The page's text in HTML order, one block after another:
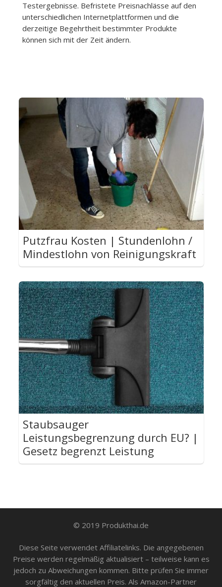
Testergebnisse. Befristete Preisnachlässe auf den
unterschiedlichen Internetplattformen und die
derzeitige Begehrtheit bestimmter Produkte
können sich mit der Zeit ändern.
Putzfrau Kosten | Stundenlohn /
Mindestlohn von Reinigungskraft
Staubsauger
Leistungsbegrenzung durch EU? |
Gesetz begrenzt Leistung
© 2019 Produkthai.de
Diese Seite verwendet Affiliatelinks. Die angegebenen
Preise werden regelmäßig aktualisiert – teilweise kann es
jedoch zu Abweichungen kommen. Bitte prüfen Sie immer
sorgfältig den aktuellen Preis. Als Amazon-Partner